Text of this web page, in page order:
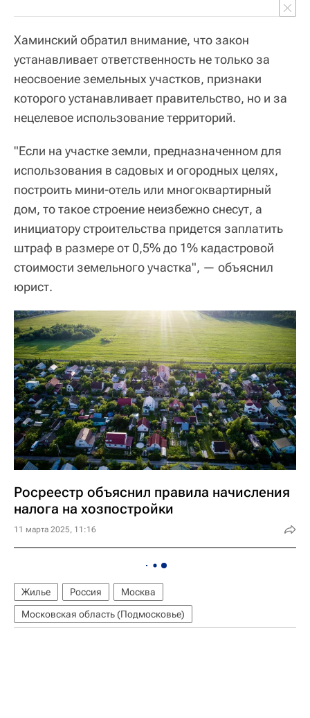
Хаминский обратил внимание, что закон
устанавливает ответственность не только за
неосвоение земельных участков, признаки
которого устанавливает правительство, но и за
нецелевое использование территорий.
"Если на участке земли, предназначенном для
использования в садовых и огородных целях,
построить мини-отель или многоквартирный
дом, то такое строение неизбежно снесут, а
инициатору строительства придется заплатить
штраф в размере от 0,5% до 1% кадастровой
стоимости земельного участка", — объяснил
юрист.
Росреестр объяснил правила начисления
налога на хозпостройки
11 марта 2025, 11:16
Жилье Россия
Москва
Московская область (Подмосковье)